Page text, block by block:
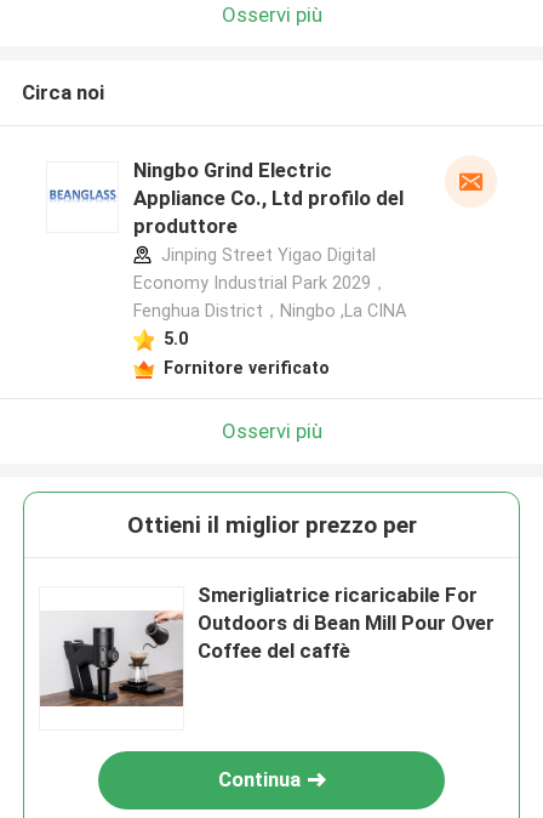
Osservi più
Circa noi
Ningbo Grind Electric
Appliance Co., Ltd profilo del
produttore
Jinping Street Yigao Digital
Economy Industrial Park 2029，
Fenghua District，Ningbo ,La CINA
5.0
Fornitore verificato
Osservi più
Ottieni il miglior prezzo per
Smerigliatrice ricaricabile For
Outdoors di Bean Mill Pour Over
Coffee del caffè
Continua